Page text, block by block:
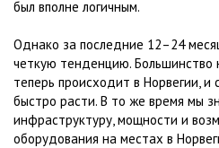
был вполне логичным.
Однако за последние 12–24
четкую тенденцию. Большинство
теперь происходит в Норвегии,
быстро расти. В то же время мы
инфраструктуру, мощности и
оборудования на местах в